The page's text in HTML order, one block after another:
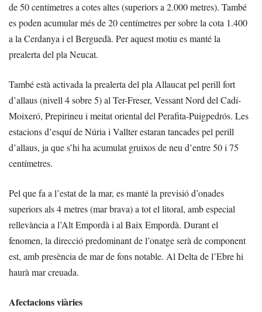
de 50 centímetres a cotes altes (superiors a 2.000 metres). També
es poden acumular més de 20 centímetres per sobre la cota 1.400
a la Cerdanya i el Berguedà. Per aquest motiu es manté la
prealerta del pla Neucat.
També està activada la prealerta del pla Allaucat pel perill fort
d’allaus (nivell 4 sobre 5) al Ter-Freser, Vessant Nord del Cadí-
Moixeró, Prepirineu i meitat oriental del Perafita-Puigpedrós. Les
estacions d’esquí de Núria i Vallter estaran tancades pel perill
d’allaus, ja que s’hi ha acumulat gruixos de neu d’entre 50 i 75
centímetres.
Pel que fa a l’estat de la mar, es manté la previsió d’onades
superiors als 4 metres (mar brava) a tot el litoral, amb especial
rellevància a l’Alt Empordà i al Baix Empordà. Durant el
fenomen, la direcció predominant de l’onatge serà de component
est, amb presència de mar de fons notable. Al Delta de l’Ebre hi
haurà mar creuada.
Afectacions viàries